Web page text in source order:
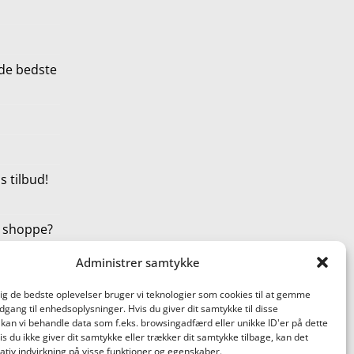
Administrer samtykke
de bedste oplevelser bruger vi teknologier som cookies til at gemme
til enhedsoplysninger. Hvis du giver dit samtykke til disse
vi behandle data som f.eks. browsingadfærd eller unikke ID'er på dette
du ikke giver dit samtykke eller trækker dit samtykke tilbage, kan det
bedste
tilbud!